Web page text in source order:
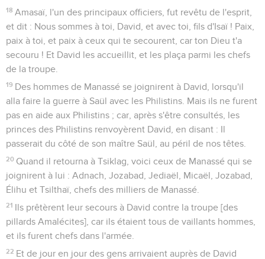
18 Amasaï, l'un des principaux officiers, fut revêtu de l'esprit,
et dit : Nous sommes à toi, David, et avec toi, fils d'Isaï ! Paix,
paix à toi, et paix à ceux qui te secourent, car ton Dieu t'a
secouru ! Et David les accueillit, et les plaça parmi les chefs
de la troupe.
19 Des hommes de Manassé se joignirent à David, lorsqu'il
alla faire la guerre à Saül avec les Philistins. Mais ils ne furent
pas en aide aux Philistins ; car, après s'être consultés, les
princes des Philistins renvoyèrent David, en disant : Il
passerait du côté de son maître Saül, au péril de nos têtes.
20 Quand il retourna à Tsiklag, voici ceux de Manassé qui se
joignirent à lui : Adnach, Jozabad, Jediaël, Micaël, Jozabad,
Élihu et Tsilthaï, chefs des milliers de Manassé.
21 Ils prêtèrent leur secours à David contre la troupe [des
pillards Amalécites], car ils étaient tous de vaillants hommes,
et ils furent chefs dans l'armée.
22 Et de jour en jour des gens arrivaient auprès de David